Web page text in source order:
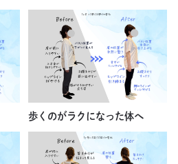
歩くのがラクになった体へ